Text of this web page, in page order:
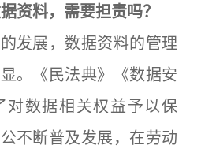
资料，需要担责吗？
展，数据资料的管理
。《民法典》《数据安
对数据相关权益予以保
不断普及发展，在劳动